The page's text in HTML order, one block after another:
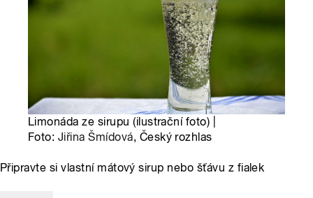
Limonáda ze sirupu (ilustrační foto) |
Foto: Jiřina Šmídová, Český rozhlas
Připravte si vlastní mátový sirup nebo šťávu z fialek